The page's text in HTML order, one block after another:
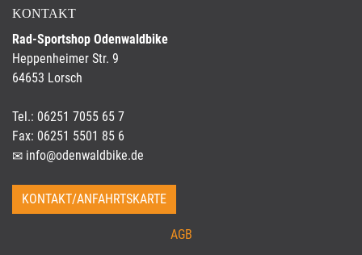
KONTAKT
Rad-Sportshop Odenwaldbike
Heppenheimer Str. 9
64653 Lorsch
Tel.: 06251 7055 65 7
Fax: 06251 5501 85 6
info@odenwaldbike.de
KONTAKT/ANFAHRTSKARTE
AGB